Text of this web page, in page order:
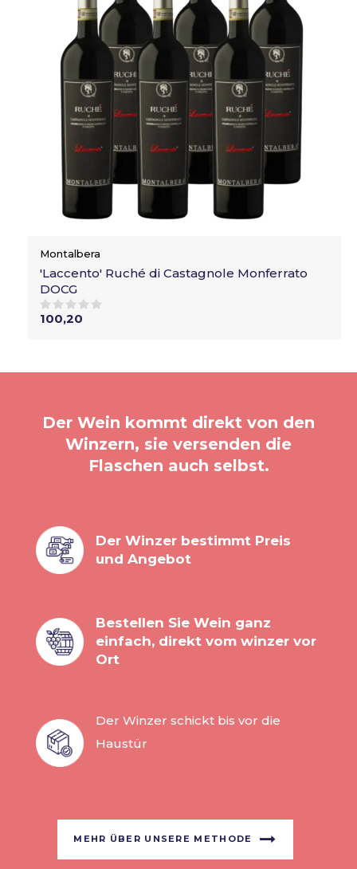
Montalbera
'Laccento' Ruché di Castagnole Monferrato
DOCG
100,20
Der Wein kommt direkt von den
Winzern, sie versenden die
Flaschen auch selbst.
Der Winzer bestimmt Preis
und Angebot
Bestellen Sie Wein ganz
einfach, direkt vom winzer vor
Ort
Der Winzer schickt bis vor die
Haustür
MEHR ÜBER UNSERE METHODE